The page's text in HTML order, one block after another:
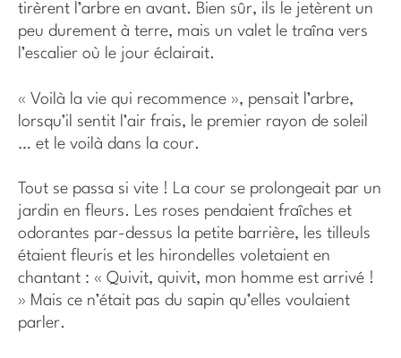
tirèrent l’arbre en avant. Bien sûr, ils le jetèrent un
peu durement à terre, mais un valet le traîna vers
l’escalier où le jour éclairait.
« Voilà la vie qui recommence », pensait l’arbre,
lorsqu’il sentit l’air frais, le premier rayon de soleil
… et le voilà dans la cour.
Tout se passa si vite ! La cour se prolongeait par un
jardin en fleurs. Les roses pendaient fraîches et
odorantes par-dessus la petite barrière, les tilleuls
étaient fleuris et les hirondelles voletaient en
chantant : « Quivit, quivit, mon homme est arrivé !
» Mais ce n’était pas du sapin qu’elles voulaient
parler.